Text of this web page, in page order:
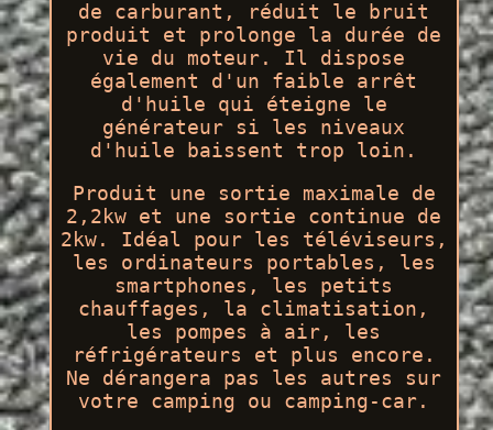
de carburant, réduit le bruit
produit et prolonge la durée de
vie du moteur. Il dispose
également d'un faible arrêt
d'huile qui éteigne le
générateur si les niveaux
d'huile baissent trop loin.
Produit une sortie maximale de
2,2kw et une sortie continue de
2kw. Idéal pour les téléviseurs,
les ordinateurs portables, les
smartphones, les petits
chauffages, la climatisation,
les pompes à air, les
réfrigérateurs et plus encore.
Ne dérangera pas les autres sur
votre camping ou camping-car.